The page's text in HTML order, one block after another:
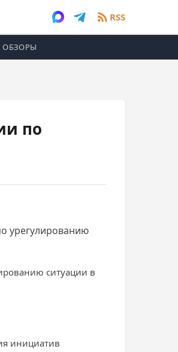
RSS
ОБЗОРЫ
по
урегулированию
ситуации в
инициатив